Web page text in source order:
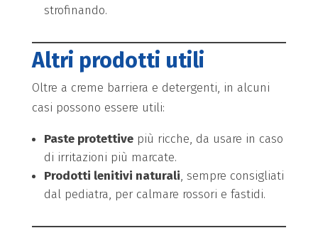
strofinando.
Altri prodotti utili
Oltre a creme barriera e detergenti, in alcuni
casi possono essere utili:
Paste protettivepiù ricche, da usare in caso
di irritazioni più marcate.
Prodotti lenitivi naturali, sempre consigliati
dal pediatra, per calmare rossori e fastidi.